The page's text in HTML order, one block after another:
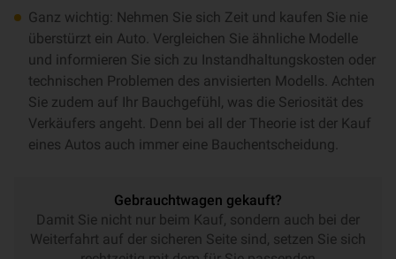
Ganz wichtig: Nehmen Sie sich Zeit und kaufen Sie nie
überstürzt ein Auto. Vergleichen Sie ähnliche Modelle
und informieren Sie sich zu Instandhaltungskosten oder
technischen Problemen des anvisierten Modells. Achten
Sie zudem auf Ihr Bauchgefühl, was die Seriosität des
Verkäufers angeht. Denn bei all der Theorie ist der Kauf
eines Autos auch immer eine Bauchentscheidung.
Gebrauchtwagen gekauft?
Damit Sie nicht nur beim Kauf, sondern auch bei der
Weiterfahrt auf der sicheren Seite sind, setzen Sie sich